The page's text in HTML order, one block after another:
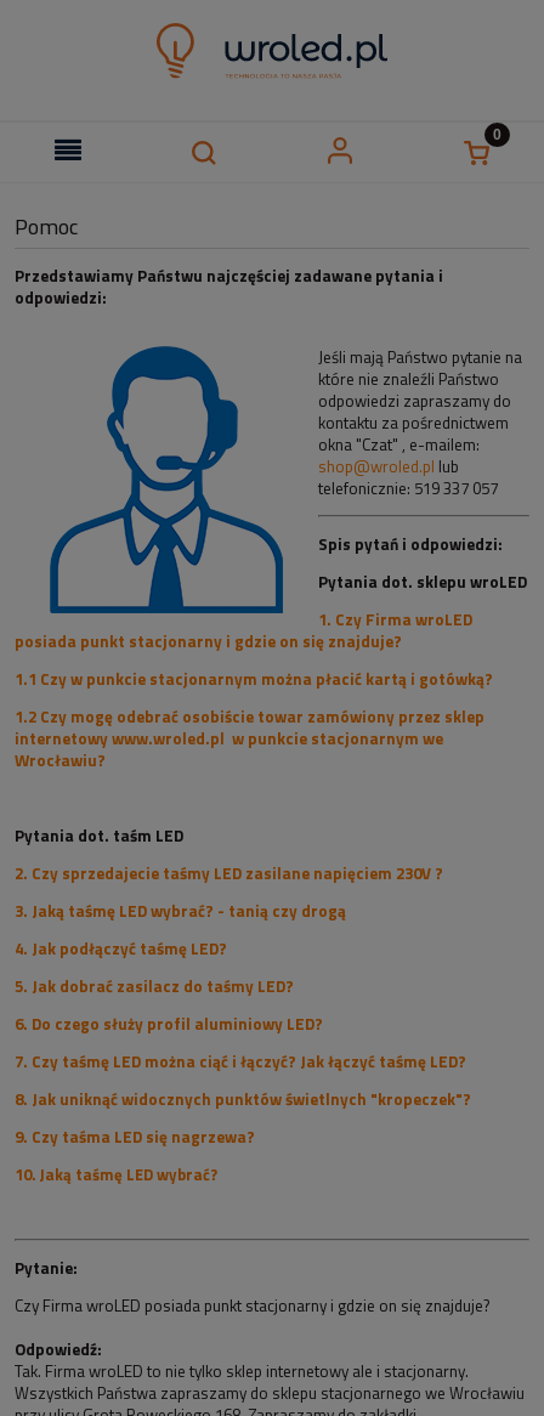
Pomoc
Przedstawiamy Państwu najczęściej zadawane pytania i
odpowiedzi:
Jeśli mają Państwo pytanie na
które nie znaleźli Państwo
odpowiedzi zapraszamy do
kontaktu za pośrednictwem
okna "Czat" , e-mailem:
shop@wroled.pl lub
telefonicznie: 519 337 057
Spis pytań i odpowiedzi:
Pytania dot. sklepu wroLED
1. Czy Firma wroLED
posiada punkt stacjonarny i gdzie on się znajduje?
1.1 Czy w punkcie stacjonarnym można płacić kartą i gotówką?
1.2 Czy mogę odebrać osobiście towar zamówiony przez sklep
internetowy www.wroled.pl w punkcie stacjonarnym we
Wrocławiu?
Pytania dot. taśm LED
2. Czy sprzedajecie taśmy LED zasilane napięciem 230V ?
3. Jaką taśmę LED wybrać? - tanią czy drogą
4. Jak podłączyć taśmę LED?
5. Jak dobrać zasilacz do taśmy LED?
6. Do czego służy profil aluminiowy LED?
7. Czy taśmę LED można ciąć i łączyć? Jak łączyć taśmę LED?
8. Jak uniknąć widocznych punktów świetlnych "kropeczek"?
9. Czy taśma LED się nagrzewa?
10. Jaką taśmę LED wybrać?
Pytanie:
Czy Firma wroLED posiada punkt stacjonarny i gdzie on się znajduje?
Odpowiedź:
Tak. Firma wroLED to nie tylko sklep internetowy ale i stacjonarny.
Wszystkich Państwa zapraszamy do sklepu stacjonarnego we Wrocławiu